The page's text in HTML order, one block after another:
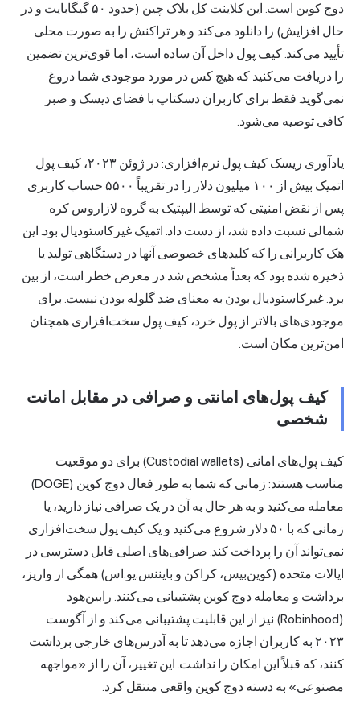
دوج کوین است. این کلاینت کل بلاک چین (حدود ۵۰ گیگابایت و در
حال افزایش) را دانلود می‌کند و هر تراکنش را به صورت محلی
تأیید می‌کند. کیف پول داخل آن ساده است، اما قوی‌ترین تضمین
را دریافت می‌کنید که هیچ کس در مورد موجودی شما دروغ
نمی‌گوید. فقط برای کاربران دسکتاپ با فضای دیسک و صبر
کافی توصیه می‌شود.
یادآوری ریسک کیف پول نرم‌افزاری: در ژوئن ۲۰۲۳، کیف پول
اتمیک بیش از ۱۰۰ میلیون دلار را در تقریباً ۵۵۰۰ حساب کاربری
پس از نقض امنیتی که توسط الیپتیک به گروه لازاروس کره
شمالی نسبت داده شد، از دست داد. اتمیک غیرکاستودیال بود. این
هک کاربرانی را که کلیدهای خصوصی آنها در دستگاهی تولید یا
ذخیره شده بود که بعداً مشخص شد در معرض خطر است، از بین
برد. غیرکاستودیال بودن به معنای ضد گلوله بودن نیست. برای
موجودی‌های بالاتر از پول خرد، کیف پول سخت‌افزاری همچنان
امن‌ترین مکان است.
کیف پول‌های امانتی و صرافی در مقابل امانت
شخصی
کیف پول‌های امانی (Custodial wallets) برای دو موقعیت
مناسب هستند: زمانی که شما به طور فعال دوج کوین (DOGE)
معامله می‌کنید و به هر حال به آن در یک صرافی نیاز دارید، یا
زمانی که با ۵۰ دلار شروع می‌کنید و یک کیف پول سخت‌افزاری
نمی‌تواند آن را پرداخت کند. صرافی‌های اصلی قابل دسترسی در
ایالات متحده (کوین‌بیس، کراکن و بایننس.یو.اس) همگی از واریز،
برداشت و معامله دوج کوین پشتیبانی می‌کنند. رابین‌هود
(Robinhood) نیز از این قابلیت پشتیبانی می‌کند و از آگوست
۲۰۲۳ به کاربران اجازه می‌دهد تا به آدرس‌های خارجی برداشت
کنند، که قبلاً این امکان را نداشت. این تغییر، آن را از «مواجهه
مصنوعی» به دسته دوج کوین واقعی منتقل کرد.